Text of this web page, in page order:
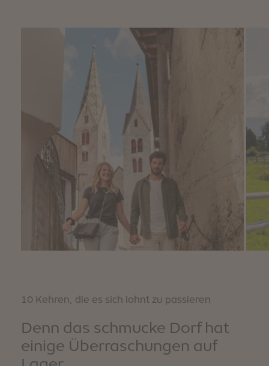
10 Kehren, die es sich lohnt zu passieren
Denn das schmucke Dorf hat
einige Überraschungen auf